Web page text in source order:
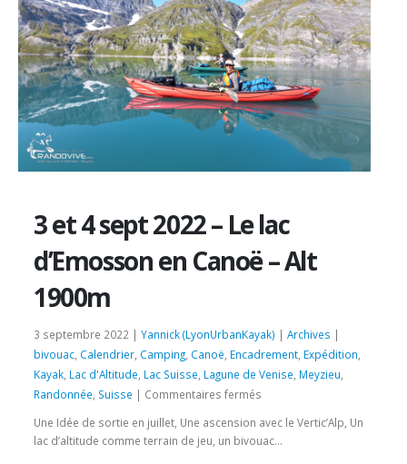
3 et 4 sept 2022 – Le lac
d’Emosson en Canoë – Alt
1900m
3 septembre 2022 | Yannick (LyonUrbanKayak) | Archives |
bivouac Calendrier Camping Canoë Encadrement Expédition
Kayak Lac d'Altitude Lac Suisse Lagune de Venise Meyzieu
Randonnée Suisse | Commentaires fermés
Une Idée de sortie en juillet, Une ascension avec le Vertic’Alp, Un
lac d’altitude comme terrain de jeu, un bivouac...